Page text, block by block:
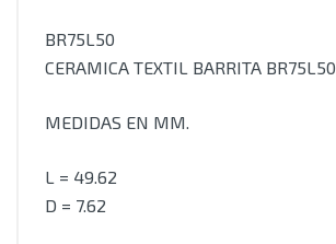
BR75L50
CERAMICA TEXTIL BARRITA BR75L50
MEDIDAS EN MM.
L = 49.62
D = 7.62